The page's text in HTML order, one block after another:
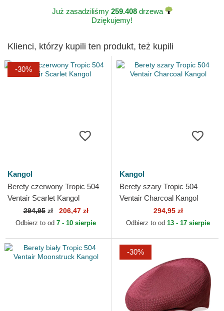
Już zasadziliśmy 259.408drzewa
Dziękujemy!
Klienci, którzy kupili ten produkt, też kupili
-30%
Kangol
Berety czerwony Tropic 504
Ventair Scarlet Kangol
294,95zł 206,47 zł
Odbierz to od 7 - 10 sierpie
Kangol
Berety szary Tropic 504
Ventair Charcoal Kangol
294,95 zł
Odbierz to od 13 - 17 sierpie
-30%